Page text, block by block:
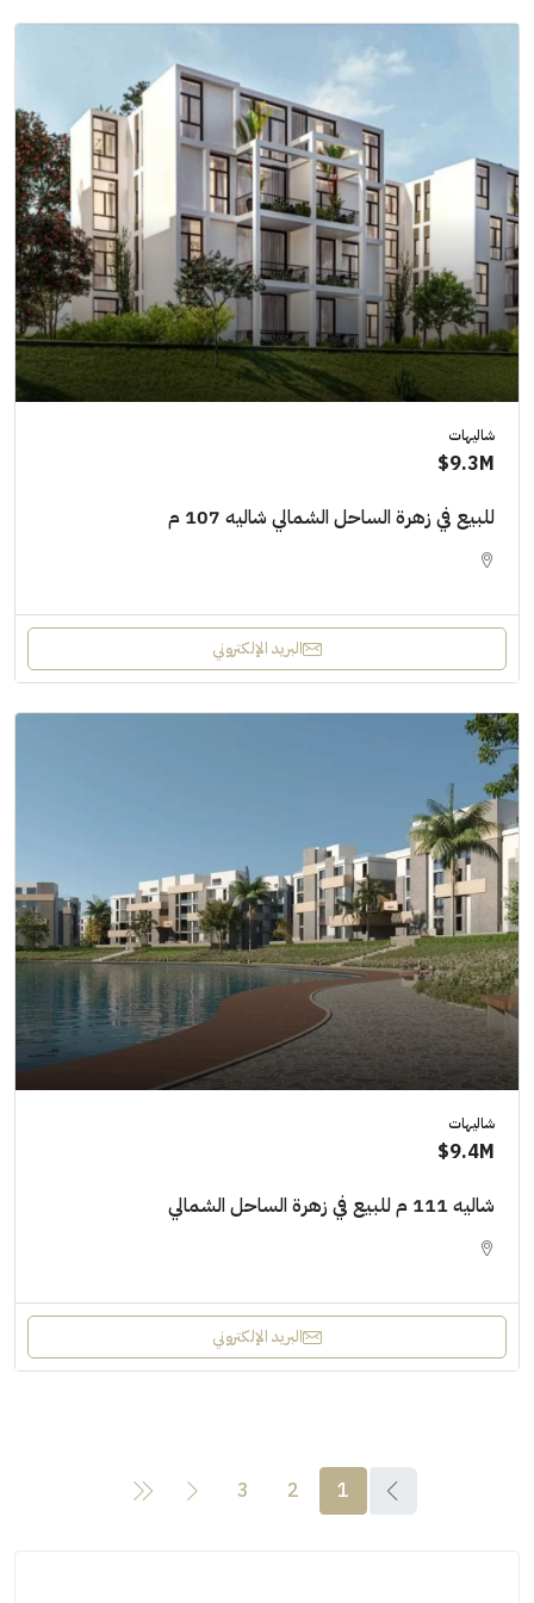
شاليهات
9.3M$
للبيع في زهرة الساحل الشمالي شاليه 107 م
البريد الإلكتروني
شاليهات
9.4M$
شاليه 111 م للبيع في زهرة الساحل الشمالي
البريد الإلكتروني
1
2
3